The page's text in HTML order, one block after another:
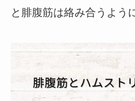
と腓腹筋は絡み合うよう